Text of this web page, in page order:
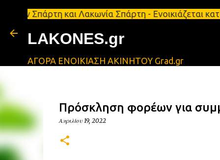
και Λακωνία Σπάρτη - Ενοικιάζεται
LAKONES.gr
ΑΓΟΡΑ ΕΝΟΙΚΙΑΣΗ ΑΚΙΝΗΤΟΥ Grad.gr
Πρόσκληση φορέων για
Απριλίου 19, 2022